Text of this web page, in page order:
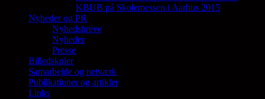
KBUB på Skolemessen i Aarhus 2015
Nyheder og PR
Nyhedsbreve
Nyheder
Presse
Billedskoler
Samarbejde og netværk
Publikationer og artikler
Links